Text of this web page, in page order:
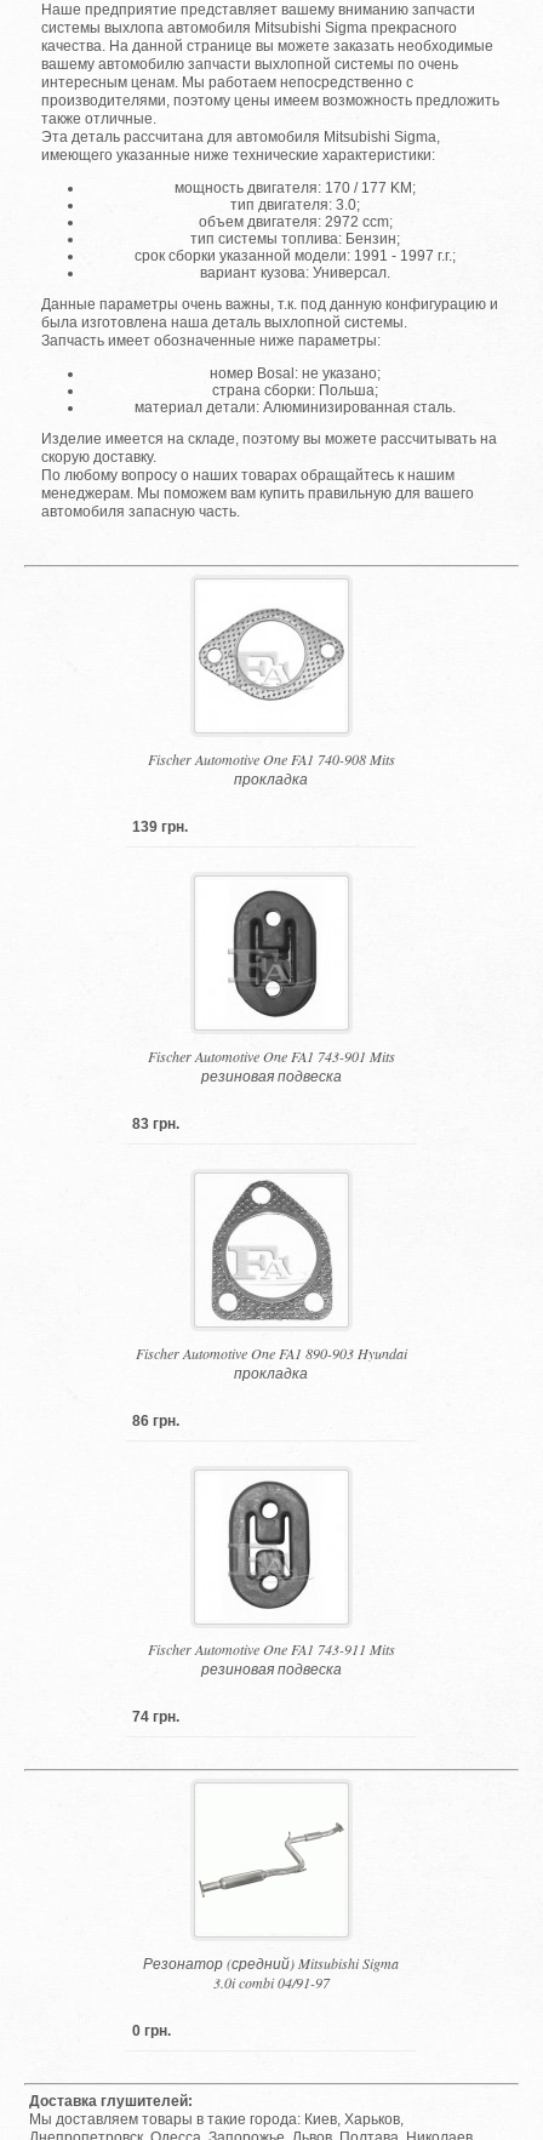
Наше предприятие представляет вашему вниманию запчасти
системы выхлопа автомобиля Mitsubishi Sigma прекрасного
качества. На данной странице вы можете заказать необходимые
вашему автомобилю запчасти выхлопной системы по очень
интересным ценам. Мы работаем непосредственно с
производителями, поэтому цены имеем возможность предложить
также отличные.
Эта деталь рассчитана для автомобиля Mitsubishi Sigma,
имеющего указанные ниже технические характеристики:
мощность двигателя: 170 / 177 KM;
тип двигателя: 3.0;
объем двигателя: 2972 ccm;
тип системы топлива: Бензин;
срок сборки указанной модели: 1991 - 1997 г.г.;
вариант кузова: Универсал.
Данные параметры очень важны, т.к. под данную конфигурацию и
была изготовлена наша деталь выхлопной системы.
Запчасть имеет обозначенные ниже параметры:
номер Bosal: не указано;
страна сборки: Польша;
материал детали: Алюминизированная сталь.
Изделие имеется на складе, поэтому вы можете рассчитывать на
скорую доставку.
По любому вопросу о наших товарах обращайтесь к нашим
менеджерам. Мы поможем вам купить правильную для вашего
автомобиля запасную часть.
Fischer Automotive One FA1 740-908 Mits
прокладка
139 грн.
Fischer Automotive One FA1 743-901 Mits
резиновая подвеска
83 грн.
Fischer Automotive One FA1 890-903 Hyundai
прокладка
86 грн.
Fischer Automotive One FA1 743-911 Mits
резиновая подвеска
74 грн.
Резонатор (средний) Mitsubishi Sigma
3.0i combi 04/91-97
0 грн.
Доставка глушителей:
Мы доставляем товары в такие города: Киев, Харьков,